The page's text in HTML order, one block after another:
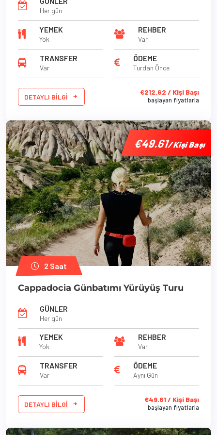
Her gün
YEMEK
Yok
REHBER
Var
TRANSFER
Var
ÖDEME
Turdan Önce
DETAYLI BILGI
€212.62 / Kişi Başı
başlayan fiyatlarla
€49.61/ Kişi Başı
'
€49.61/ Kişi Başı
'
€49.61/ Kişi Başı
'
2 Saat
Cappadocia Günbatımı Yürüyüş Turu
GÜNLER
Her gün
YEMEK
Yok
REHBER
Var
TRANSFER
Var
ÖDEME
Aynı Gün
DETAYLI BILGI
€49.61 / Kişi Başı
başlayan fiyatlarla